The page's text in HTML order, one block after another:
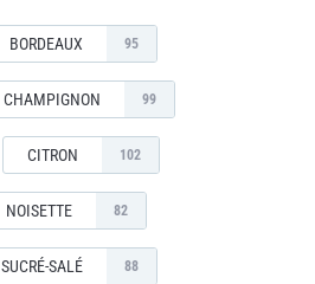
BORDEAUX 95
CHAMPIGNON 99
CITRON 102
NOISETTE 82
SUCRÉ-SALÉ 88